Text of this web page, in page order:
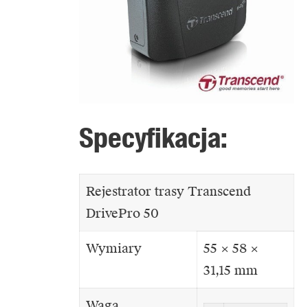
Specyfikacja:
Rejestrator trasy Transcend
DrivePro 50
Wymiary
55 × 58 ×
31,15 mm